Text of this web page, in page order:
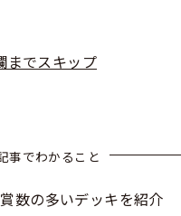
までスキップ
事でわかること
数の多いデッキを紹介